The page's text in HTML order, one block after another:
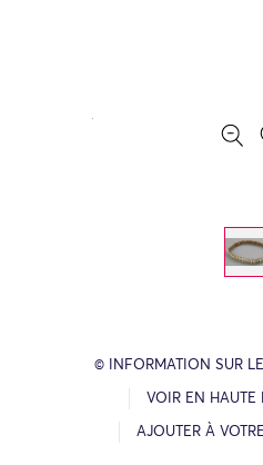
© INFORMATION SUR
VOIR EN HAUTE
AJOUTER À